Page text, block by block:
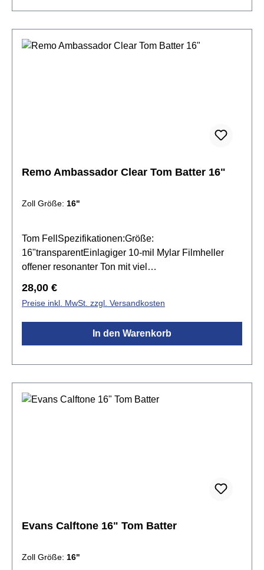
Remo Ambassador Clear Tom Batter 16"
Zoll Größe: 16"
Tom FellSpezifikationen:Größe:
16"transparentEinlagiger 10-mil Mylar Filmheller
offener resonanter Ton mit viel
mittellaute Spielweisenhervorragend für Pop, Jazz,
Fusion, Blues, R&B, Country, Folk oder akustische
Musikfür Live und Studio
Regulärer Preis:
28,00 €
Preise inkl. MwSt. zzgl. Versandkosten
In den Warenkorb
Evans Calftone 16" Tom Batter
Zoll Größe: 16"